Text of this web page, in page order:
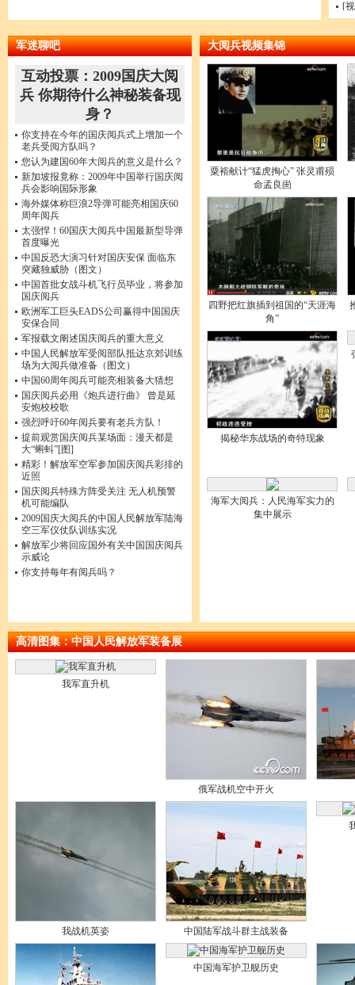
[
[
[
[
[
[
军迷聊吧
互动投票：2009国庆大阅
兵 你期待什么神秘装备现
身？
你支持在今年的国庆阅兵式上增加一个
老兵受阅方队吗？
您认为建国60年大阅兵的意义是什么？
新加坡报竟称：2009年中国举行国庆阅
兵会影响国际形象
海外媒体称巨浪2导弹可能亮相国庆60
周年阅兵
太强悍！60国庆大阅兵中国最新型导弹
首度曝光
中国反恐大演习针对国庆安保 面临东
突藏独威胁（图文）
中国首批女战斗机飞行员毕业，将参加
国庆阅兵
欧洲军工巨头EADS公司赢得中国国庆
安保合同
军报载文阐述国庆阅兵的重大意义
中国人民解放军受阅部队抵达京郊训练
场为大阅兵做准备（图文）
中国60周年阅兵可能亮相装备大猜想
国庆阅兵必用《炮兵进行曲》 曾是延
安炮校校歌
强烈呼吁60年阅兵要有老兵方队！
提前观赏国庆阅兵某场面：漫天都是
大“蝌蚪”[图]
精彩！解放军空军参加国庆阅兵彩排的
近照
国庆阅兵特殊方阵受关注 无人机预警
机可能编队
2009国庆大阅兵的中国人民解放军陆海
空三军仪仗队训练实况
解放军少将回应国外有关中国国庆阅兵
示威论
你支持每年有阅兵吗？
大阅兵视频集锦
粟裕献计“猛虎掏心” 张灵甫殒
命孟良崮
四野把红旗插到祖国的“天涯海
角”
揭秘华东战场的奇特现象
海军大阅兵：人民海军实力的
集中展示
高清图集：中国人民解放军装备展
我军直升机
俄军战机空中开火
我战机英姿 中国陆军战斗群主战装备
中国海军护卫舰历史